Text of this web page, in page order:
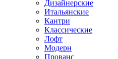
Дизайнерские
Итальянские
Кантри
Классические
Лофт
Модерн
Прованс